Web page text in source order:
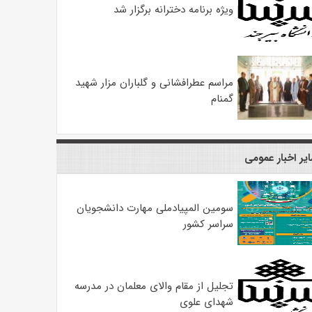
ویژه برنامه دخترانه برگزار شد
مراسم عطرافشانی و گلباران مزار شهید
گمنام
اخبار عمومی
سومین المپیادملی مهارت دانشجویان
سراسر کشور
تجلیل از مقام والای معلمان در مدرسه
شهدای علوی